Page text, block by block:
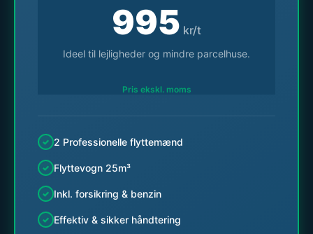
995 kr/t
Ideel til lejligheder og mindre parcelhuse.
Pris ekskl. moms
2 Professionelle flyttemænd
Flyttevogn 25m³
Inkl. forsikring & benzin
Effektiv & sikker håndtering